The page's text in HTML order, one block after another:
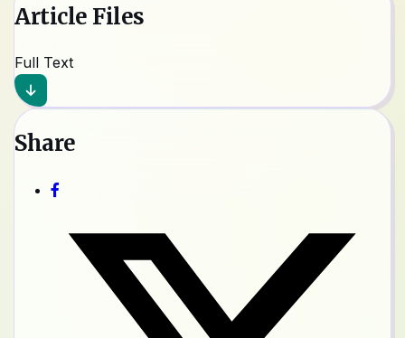
Article Files
Full Text
Share